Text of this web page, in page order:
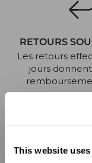
This website
RETOURS
Les retours
jours